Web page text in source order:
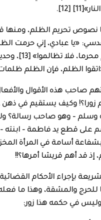
[12].
نصوص تحريم الظلم، ومنها
«يا عبادي، إني حرمت
وجعلته بينكم
الظلم، فإن الظلم ظلمات
صاحب هذه الأقوال
زورا؟! وكيف يستقيم في ذهن
وسلم – وهو صاحب رسالة؟
على قطع يد فاطمة – ابنته
أسامة في المرأة
إذ قد أهم قريشا أمرها؟!!
بإجراء الأحكام
للحرج والمشقة، وهذا ما
في حكمه هذا زور: